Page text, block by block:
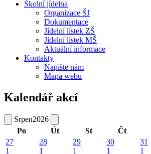
Školní jídelna
Organizace ŠJ
Dokumentace
Jídelní lístek ZŠ
Jídelní lístek MŠ
Aktuální informace
Kontakty
Napište nám
Mapa webu
Kalendář akcí
Srpen2026
Po
Út St Čt
27
1
28
1
29
1
30
1
31
1